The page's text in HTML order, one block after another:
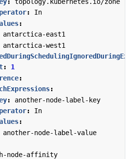
:
In
:
antarctica-east1
antarctica-west1
:
1
:
:
:
another-node-label-key
:
In
:
another-node-label-value
node-affinity